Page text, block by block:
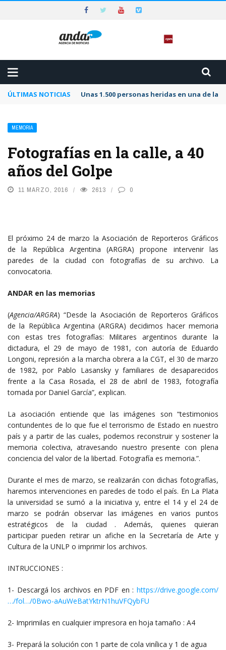
ÚLTIMAS NOTICIAS Unas 1.500 personas heridas en una de
MEMORIA
Fotografías en la calle, a 40
años del Golpe
11 MARZO, 2016 2613 0
El próximo 24 de marzo la Asociación de Reporteros Gráficos
de la República Argentina (ARGRA) propone intervenir las
paredes de la ciudad con fotografías de su archivo. La
convocatoria.
ANDAR en las memorias
(Agencia/ARGRA) “Desde la Asociación de Reporteros Gráficos
de la República Argentina (ARGRA) decidimos hacer memoria
con estas tres fotografías: Militares argentinos durante la
dictadura, el 29 de mayo de 1981, con autoría de Eduardo
Longoni, represión a la marcha obrera a la CGT, el 30 de marzo
de 1982, por Pablo Lasansky y familiares de desaparecidos
frente a la Casa Rosada, el 28 de abril de 1983, fotografía
tomada por Daniel García”, explican.
La asociación entiende que las imágenes son “testimonios
contundentes de lo que fue el terrorismo de Estado en nuestro
país y a partir de las cuales, podemos reconstruir y sostener la
memoria colectiva, atravesando nuestro presente con plena
conciencia del valor de la libertad. Fotografía es memoria.”.
Durante el mes de marzo, se realizarán con dichas fotografías,
haremos intervenciones en paredes de todo el país. En La Plata
la universidad se sumó a la iniciativa y, entre el 14 y el 24 de
marzo se podrán observar las imágenes en varios puntos
estratégicos de la ciudad . Además, quienes quieran
participar pueden retirar un afiche en la Secretaría de Arte y
Cultura de la UNLP o imprimir los archivos.
INTRUCCIONES :
1- Descargá los archivos en PDF en : https://drive.google.com/
…/fol…/0Bwo-aAuWeBatYktrN1huVFQybFU
2- Imprimilas en cualquier impresora en hoja tamaño : A4
3- Prepará la solución con 1 parte de cola vinílica y 1 de agua